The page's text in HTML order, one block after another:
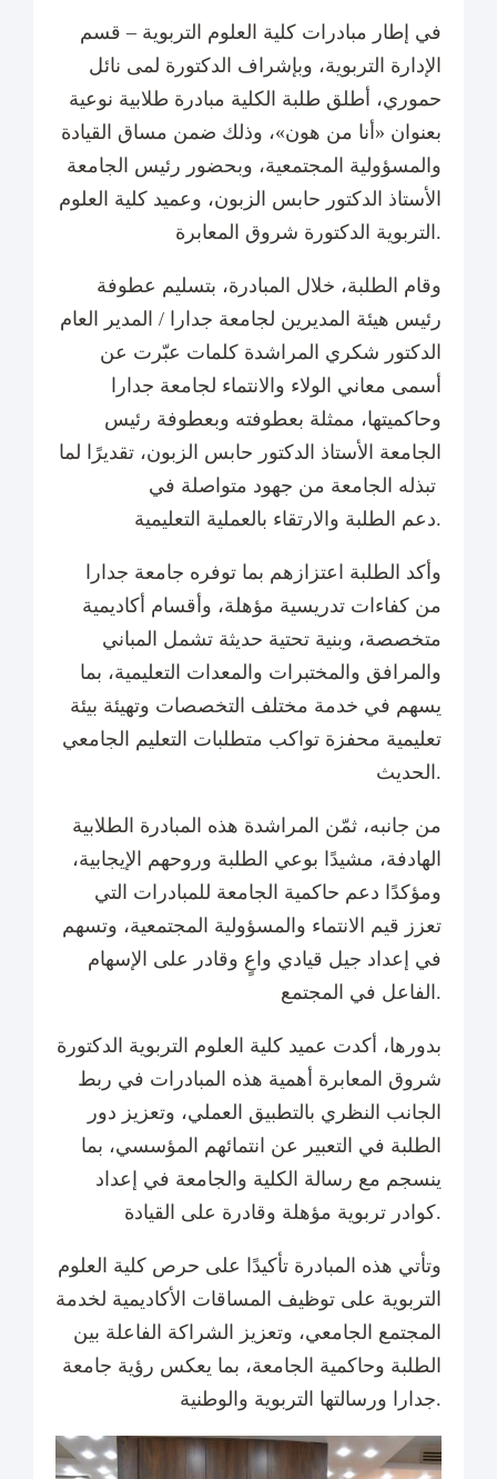
في إطار مبادرات كلية العلوم التربوية – قسم
الإدارة التربوية، وبإشراف الدكتورة لمى نائل
حموري، أطلق طلبة الكلية مبادرة طلابية نوعية
بعنوان «أنا من هون»، وذلك ضمن مساق القيادة
والمسؤولية المجتمعية، وبحضور رئيس الجامعة
الأستاذ الدكتور حابس الزبون، وعميد كلية العلوم
التربوية الدكتورة شروق المعابرة.
وقام الطلبة، خلال المبادرة، بتسليم عطوفة
رئيس هيئة المديرين لجامعة جدارا / المدير العام
الدكتور شكري المراشدة كلمات عبّرت عن
أسمى معاني الولاء والانتماء لجامعة جدارا
وحاكميتها، ممثلة بعطوفته وبعطوفة رئيس
الجامعة الأستاذ الدكتور حابس الزبون، تقديرًا لما
دعم الطلبة والارتقاء بالعملية التعليمية.
وأكد الطلبة اعتزازهم بما توفره جامعة جدارا
من كفاءات تدريسية مؤهلة، وأقسام أكاديمية
متخصصة، وبنية تحتية حديثة تشمل المباني
والمرافق والمختبرات والمعدات التعليمية، بما
يسهم في خدمة مختلف التخصصات وتهيئة بيئة
تعليمية محفزة تواكب متطلبات التعليم الجامعي
الحديث.
من جانبه، ثمّن المراشدة هذه المبادرة الطلابية
الهادفة، مشيدًا بوعي الطلبة وروحهم الإيجابية،
ومؤكدًا دعم حاكمية الجامعة للمبادرات التي
تعزز قيم الانتماء والمسؤولية المجتمعية، وتسهم
في إعداد جيل قيادي واعٍ وقادر على الإسهام
الفاعل في المجتمع.
بدورها، أكدت عميد كلية العلوم التربوية الدكتورة
شروق المعابرة أهمية هذه المبادرات في ربط
الجانب النظري بالتطبيق العملي، وتعزيز دور
الطلبة في التعبير عن انتمائهم المؤسسي، بما
ينسجم مع رسالة الكلية والجامعة في إعداد
كوادر تربوية مؤهلة وقادرة على القيادة.
وتأتي هذه المبادرة تأكيدًا على حرص كلية العلوم
التربوية على توظيف المساقات الأكاديمية لخدمة
المجتمع الجامعي، وتعزيز الشراكة الفاعلة بين
الطلبة وحاكمية الجامعة، بما يعكس رؤية جامعة
جدارا ورسالتها التربوية والوطنية.